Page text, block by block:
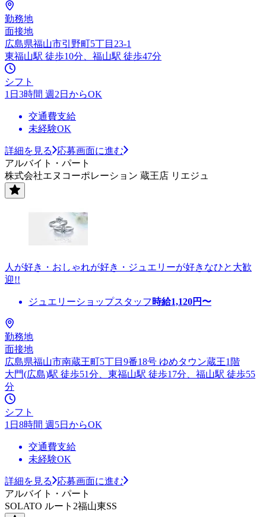
勤務地
面接地
広島県福山市引野町5丁目23-1
東福山駅 徒歩10分、福山駅 徒歩47分
シフト
1日3時間 週2日からOK
交通費支給
未経験OK
詳細を見る
応募画面に進む
アルバイト・パート
株式会社エヌコーポレーション 蔵王店 リエジュ
人が好き・おしゃれが好き・ジュエリーが好きなひと大歓
迎!!
ジュエリーショップスタッフ 時給1,120円〜
勤務地
面接地
広島県福山市南蔵王町5丁目9番18号 ゆめタウン蔵王1階
大門(広島)駅 徒歩51分、東福山駅 徒歩17分、福山駅 徒歩55
分
シフト
1日8時間 週5日からOK
交通費支給
未経験OK
詳細を見る
応募画面に進む
アルバイト・パート
SOLATO ルート2福山東SS